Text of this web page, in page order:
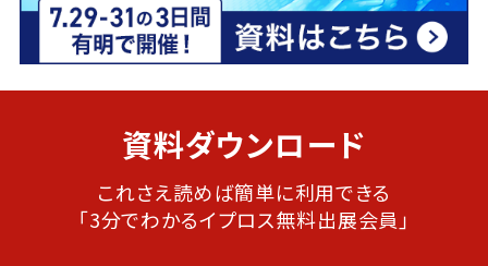
資料ダウンロード
これさえ読めば簡単に利用できる
「3分でわかるイプロス無料出展会員」